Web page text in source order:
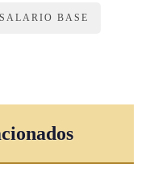
fabricantes y
ÚNICO
y distribuidores de
SALARIO BASE